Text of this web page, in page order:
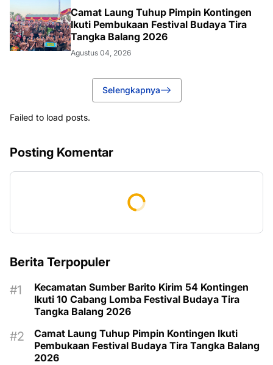
Camat Laung Tuhup Pimpin Kontingen
Ikuti Pembukaan Festival Budaya Tira
Tangka Balang 2026
Agustus 04, 2026
Selengkapnya
Failed to load posts.
Posting Komentar
Berita Terpopuler
Kecamatan Sumber Barito Kirim 54 Kontingen
Ikuti 10 Cabang Lomba Festival Budaya Tira
Tangka Balang 2026
Camat Laung Tuhup Pimpin Kontingen Ikuti
Pembukaan Festival Budaya Tira Tangka Balang
2026